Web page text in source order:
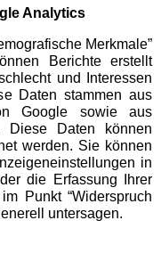
Analytics
Merkmale”
Berichte erstellt
und Interessen
Daten stammen aus
Google sowie aus
Diese Daten können
werden. Sie können
in
die Erfassung Ihrer
Punkt “Widerspruch
untersagen.